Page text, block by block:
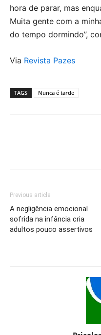
hora de parar, mas
Muita gente com a
do tempo dormindo”,
Via Revista Pazes
TAGS Nunca é tarde
Previous article
A negligência emocional
sofrida na infância cria
adultos pouco assertivos